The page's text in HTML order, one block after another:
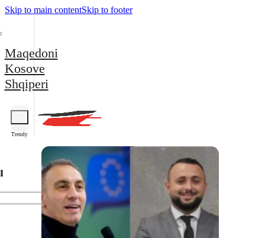
Skip to main contentSkip to footer
Maqedoni
Kosove
Shqiperi
Trendy